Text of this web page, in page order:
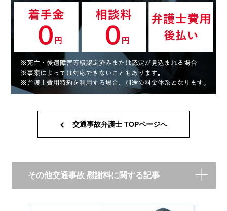
交通事故弁護士 TOPページへ
その他交通事故 慰謝料に関する記事